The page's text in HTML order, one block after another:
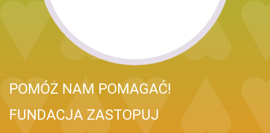
POMÓŻ NAM POMAGAĆ!
FUNDACJA ZASTOPUJ